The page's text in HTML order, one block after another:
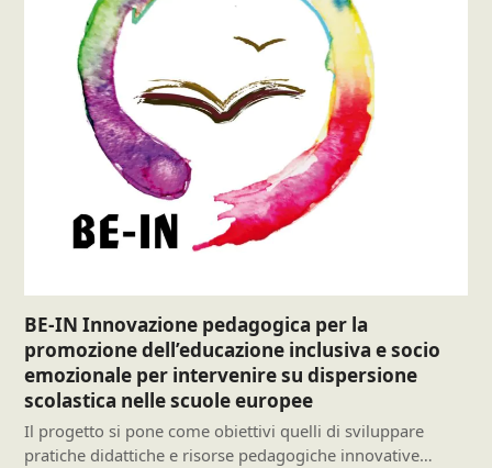
BE-IN Innovazione pedagogica per la
promozione dell’educazione inclusiva e socio
emozionale per intervenire su dispersione
scolastica nelle scuole europee
Il progetto si pone come obiettivi quelli di sviluppare
pratiche didattiche e risorse pedagogiche innovative…